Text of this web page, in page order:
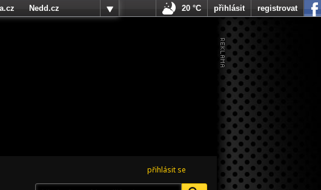
přihlásit se
Nedd.cz
20 °C přihlásit registrovat